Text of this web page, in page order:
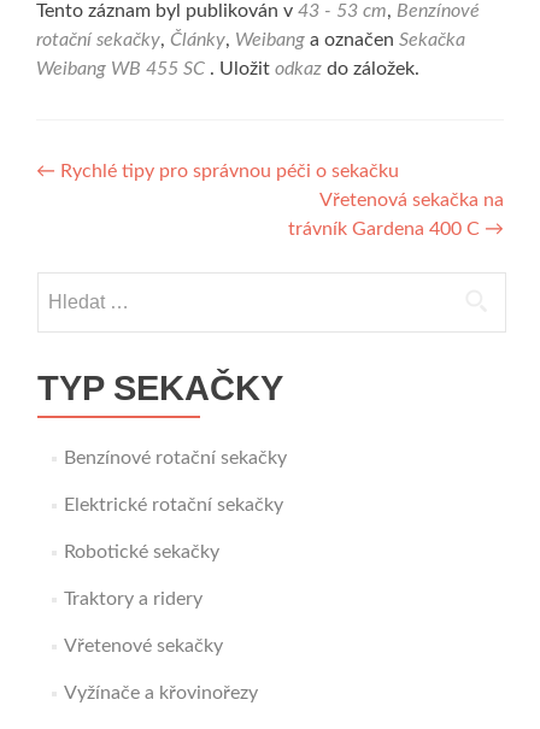
Tento záznam byl publikován v 43 - 53 cm, Benzínové
rotační sekačky, Články, Weibang a označen Sekačka
Weibang WB 455 SC . Uložit odkaz do záložek.
Navigace
← Rychlé tipy pro správnou péči o sekačku
Vřetenová sekačka na
trávník Gardena 400 C →
TYP SEKAČKY
Benzínové rotační sekačky
Elektrické rotační sekačky
Robotické sekačky
Traktory a ridery
Vřetenové sekačky
Vyžínače a křovinořezy